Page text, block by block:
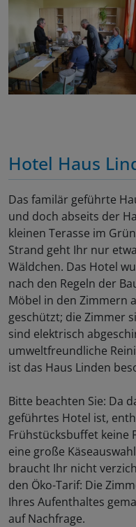
Hotel Haus
Das familär geführte
und doch abseits der
kleinen Terasse im
Strand geht Ihr nur
Wäldchen. Das Hotel
nach den Regeln der
Möbel in den Zimmern
geschützt; die Zimmer
sind elektrisch
umweltfreundliche
ist das Haus Linden
Bitte beachten Sie: Da
geführtes Hotel ist,
Frühstücksbuffet keine
eine große
braucht Ihr nicht
den Öko-Tarif: Die
Ihres Aufenthaltes
auf Nachfrage.